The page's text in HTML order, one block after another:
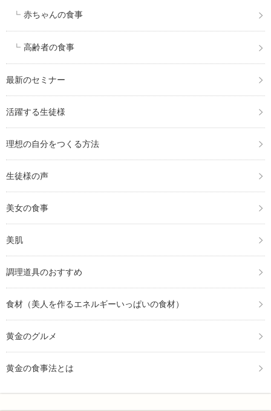
赤ちゃんの食事
高齢者の食事
最新のセミナー
活躍する生徒様
理想の自分をつくる方法
生徒様の声
美女の食事
美肌
調理道具のおすすめ
食材（美人を作るエネルギーいっぱいの食材）
黄金のグルメ
黄金の食事法とは